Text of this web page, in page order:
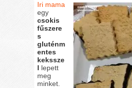
Iri mama
egy
csokis
fűszere
s
gluténm
entes
kekssze
l lepett
meg
minket.